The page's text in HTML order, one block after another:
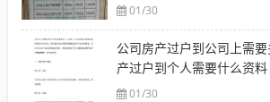
01/30
公司房产过户到公司上需
产过户到个人需要什么资料
01/30